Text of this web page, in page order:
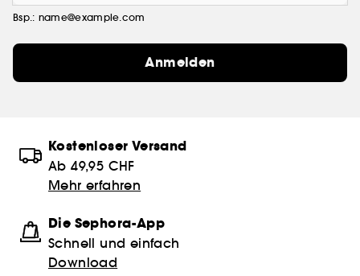
Bsp.: name@example.com
Anmelden
Kostenloser Versand
Ab 49,95 CHF
Mehr erfahren
Die Sephora-App
Schnell und einfach
Download